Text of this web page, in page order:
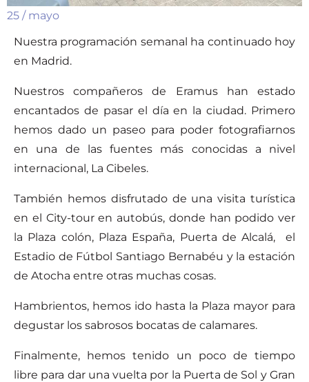
25 / mayo
Nuestra programación semanal ha continuado hoy
en Madrid.
Nuestros compañeros de Eramus han estado
encantados de pasar el día en la ciudad. Primero
hemos dado un paseo para poder fotografiarnos
en una de las fuentes más conocidas a nivel
internacional, La Cibeles.
También hemos disfrutado de una visita turística
en el City-tour en autobús, donde han podido ver
la Plaza colón, Plaza España, Puerta de Alcalá, el
Estadio de Fútbol Santiago Bernabéu y la estación
de Atocha entre otras muchas cosas.
Hambrientos, hemos ido hasta la Plaza mayor para
degustar los sabrosos bocatas de calamares.
Finalmente, hemos tenido un poco de tiempo
libre para dar una vuelta por la Puerta de Sol y Gran